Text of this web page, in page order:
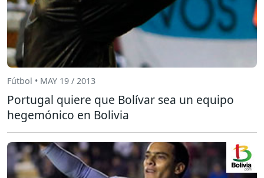
Fútbol • MAY 19 / 2013
Portugal quiere que Bolívar sea un equipo
hegemónico en Bolivia